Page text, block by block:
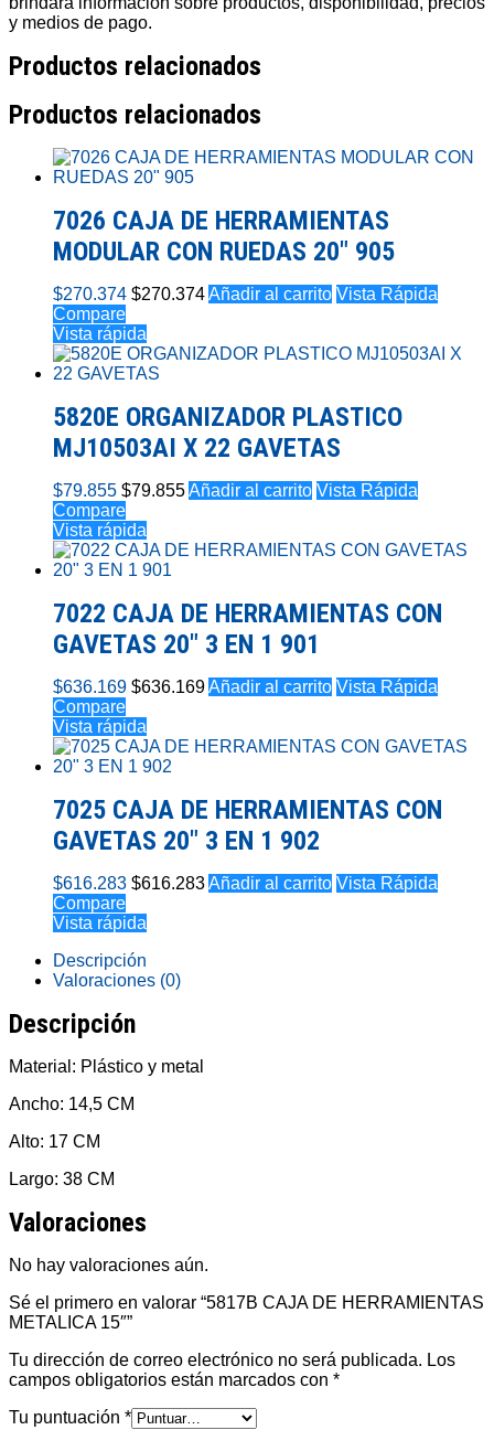
y medios de pago.
Productos relacionados
Productos relacionados
7026 CAJA DE HERRAMIENTAS
MODULAR CON RUEDAS 20″ 905
$270.374 $270.374Añadir al carrito Vista Rápida
Compare
Vista rápida
5820E ORGANIZADOR PLASTICO
MJ10503AI X 22 GAVETAS
$79.855 $79.855Añadir al carrito Vista Rápida
Compare
Vista rápida
7022 CAJA DE HERRAMIENTAS CON
GAVETAS 20″ 3 EN 1 901
$636.169 $636.169Añadir al carrito Vista Rápida
Compare
Vista rápida
7025 CAJA DE HERRAMIENTAS CON
GAVETAS 20″ 3 EN 1 902
$616.283 $616.283Añadir al carrito Vista Rápida
Compare
Vista rápida
Descripción
Valoraciones (0)
Descripción
Material: Plástico y metal
Ancho: 14,5 CM
Alto: 17 CM
Largo: 38 CM
Valoraciones
No hay valoraciones aún.
Sé el primero en valorar “5817B CAJA DE HERRAMIENTAS
METALICA 15″”
Tu dirección de correo electrónico no será publicada. Los
campos obligatorios están marcados con *
Tu puntuación *